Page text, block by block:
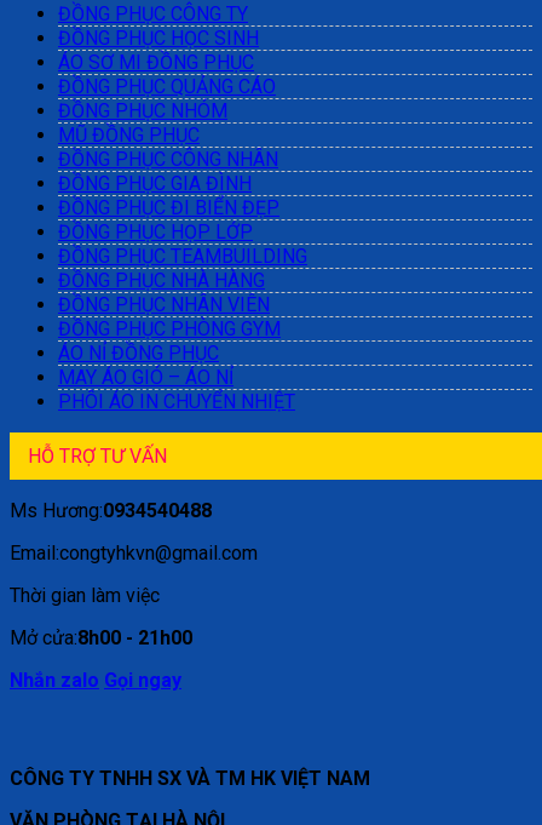
ĐỒNG PHỤC CÔNG TY
ĐỒNG PHỤC HỌC SINH
ÁO SƠ MI ĐỒNG PHỤC
ĐỒNG PHỤC QUẢNG CÁO
ĐỒNG PHỤC NHÓM
MŨ ĐỒNG PHỤC
ĐỒNG PHỤC CÔNG NHÂN
ĐỒNG PHỤC GIA ĐÌNH
ĐỒNG PHỤC ĐI BIỂN ĐẸP
ĐỒNG PHỤC HỌP LỚP
ĐỒNG PHỤC TEAMBUILDING
ĐỒNG PHỤC NHÀ HÀNG
ĐỒNG PHỤC NHÂN VIÊN
ĐỒNG PHỤC PHÒNG GYM
ÁO NỈ ĐỒNG PHỤC
MAY ÁO GIÓ – ÁO NỈ
PHÔI ÁO IN CHUYỂN NHIỆT
HỖ TRỢ TƯ VẤN
Ms Hương:0934540488
Email:congtyhkvn@gmail.com
Thời gian làm việc
Mở cửa:8h00 - 21h00
Nhắn zalo Gọi ngay
CÔNG TY TNHH SX VÀ TM HK VIỆT NAM
VĂN PHÒNG TẠI HÀ NỘI